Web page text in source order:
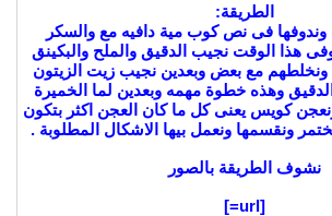
الطريقة:
وندوفها فى نص كوب مية دافيه مع والسكر
وفى هذا الوقت نجيب الدقيق والملح والبكينق
ونخلطهم مع بعض وبعدين نجيب زيت الزيتون
وهذه خطوة مهمه وبعدين لما الخميرة
كويس يعنى كل ما كان العجن اكثر بتكون
ونقسمها ونعمل بيها الاشكال المطلوبة .
نشوف الطريقة بالصور
[url=]